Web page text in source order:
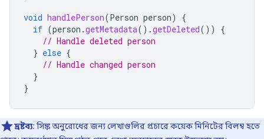
void handlePerson(Person person)
{
if (person .getMetadata().getDeleted())
{
// Handle deleted person
} else {
// Handle changed person
}
}
দ্রষ্টব্য: সিঙ্ক অনুরোধের জন্য লেখাগুলির প্রচারে কয়েক মিনিটের বিলম্ব হতে